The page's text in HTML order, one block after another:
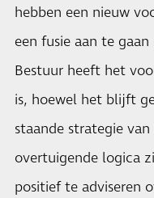
hebben een nieuw
een fusie aan te
Bestuur heeft het
is, hoewel het blijft
staande strategie
overtuigende logica
positief te adviseren